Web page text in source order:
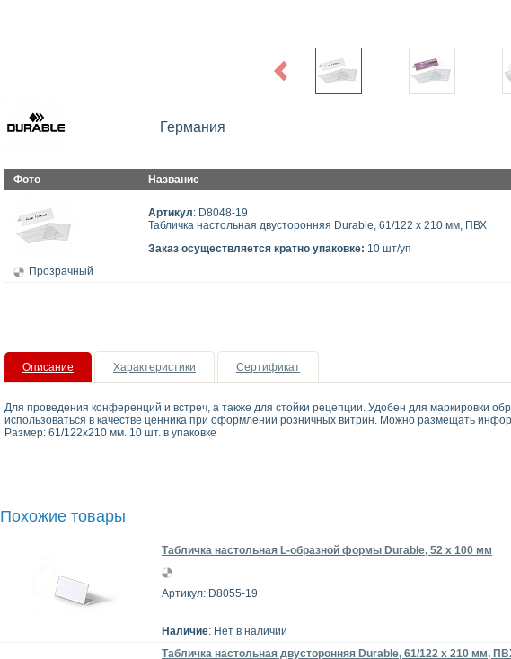
Previous
Германия
Фото Название
Прозрачный
Артикул: D8048-19
Табличка настольная двусторонняя Durable, 61/122 x 210 мм, ПВХ
Заказ осуществляется кратно упаковке: 10 шт/уп
Описание Характеристики Сертификат
Для проведения конференций и встреч, а также для стойки рецепции. Удобен для маркировки
использоваться в качестве ценника при оформлении розничных витрин. Можно размещать
Размер: 61/122x210 мм. 10 шт. в упаковке
Похожие товары
Табличка настольная L-образной формы Durable, 52 x 100 мм
Артикул: D8055-19
Наличие: Нет в наличии
Табличка настольная двусторонняя Durable, 61/122 x 210 мм,